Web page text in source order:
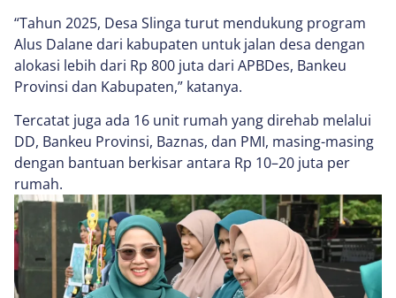
“Tahun 2025, Desa Slinga turut mendukung program
Alus Dalane dari kabupaten untuk jalan desa dengan
alokasi lebih dari Rp 800 juta dari APBDes, Bankeu
Provinsi dan Kabupaten,” katanya.
Tercatat juga ada 16 unit rumah yang direhab melalui
DD, Bankeu Provinsi, Baznas, dan PMI, masing-masing
dengan bantuan berkisar antara Rp 10–20 juta per
rumah.